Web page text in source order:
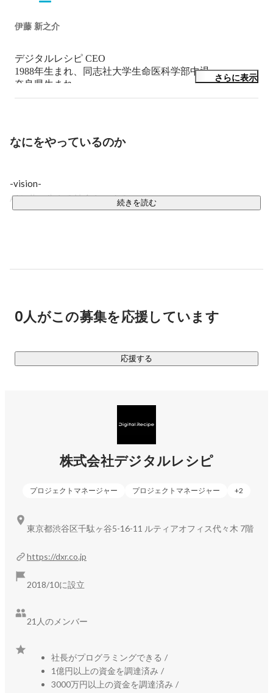
伊藤 新之介
デジタルレシピ CEO
1988年生まれ、同志社大学生命医科学部中退。
奈良県生まれ。
パワポでwebサイトが作れるSlideflowやってます。
さらに表示
なにをやっているのか
-vision-
AIと共に生きる社会をつくる
トフォームとして役割を担い、人間の秘密道具となる、様々
最先端のAIをいち早く取り入れ、国内のAIプロダクトの先駆
続きを読む
0人がこの募集を応援しています
応援する
株式会社デジタルレシピ
プロジェクトマネージャー プロジェクトマネージャー +2
https://dxr.co.jp
2018/10に設立
21人のメンバー
社長がプログラミングできる /
1億円以上の資金を調達済み /
3000万円以上の資金を調達済み /
東京都渋谷区千駄ヶ谷5-16-11 ルティアオフィス代々木 7階